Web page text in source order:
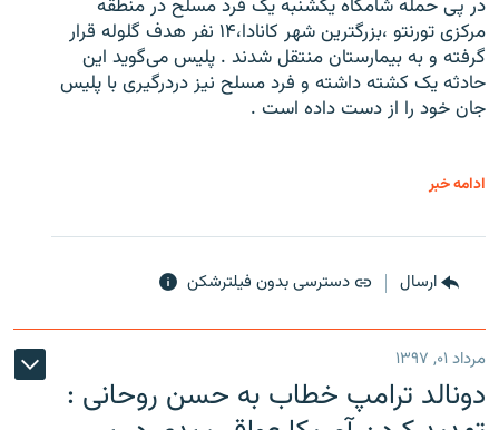
در پی حمله شامگاه یکشنبه یک فرد مسلح در منطقه
مرکزی تورنتو ،‌بزرگترین شهر کانادا،۱۴ نفر هدف گلوله قرار
گرفته و به بیمارستان منتقل شدند . پلیس می‌گوید این
حادثه یک کشته داشته و فرد مسلح نیز دردرگیری با پلیس
جان خود را از دست داده است .
ادامه خبر
ارسال دسترسی بدون فیلترشکن
مرداد ۰۱, ۱۳۹۷
دونالد ترامپ خطاب به حسن روحانی :